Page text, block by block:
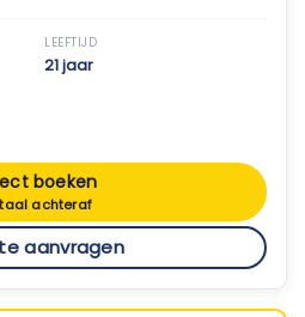
LEEFTIJD
21 jaar
boeken
achteraf
aanvragen